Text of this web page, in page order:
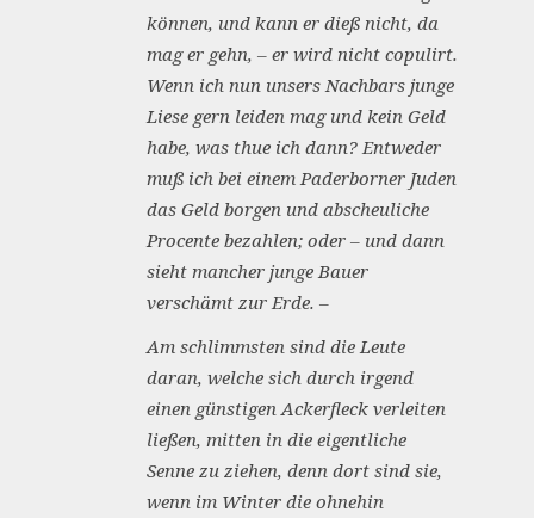
können, und kann er dieß nicht, da
mag er gehn, – er wird nicht copulirt.
Wenn ich nun unsers Nachbars junge
Liese gern leiden mag und kein Geld
habe, was thue ich dann? Entweder
muß ich bei einem Paderborner Juden
das Geld borgen und abscheuliche
Procente bezahlen; oder – und dann
sieht mancher junge Bauer
verschämt zur Erde. –
Am schlimmsten sind die Leute
daran, welche sich durch irgend
einen günstigen Ackerfleck verleiten
ließen, mitten in die eigentliche
Senne zu ziehen, denn dort sind sie,
wenn im Winter die ohnehin